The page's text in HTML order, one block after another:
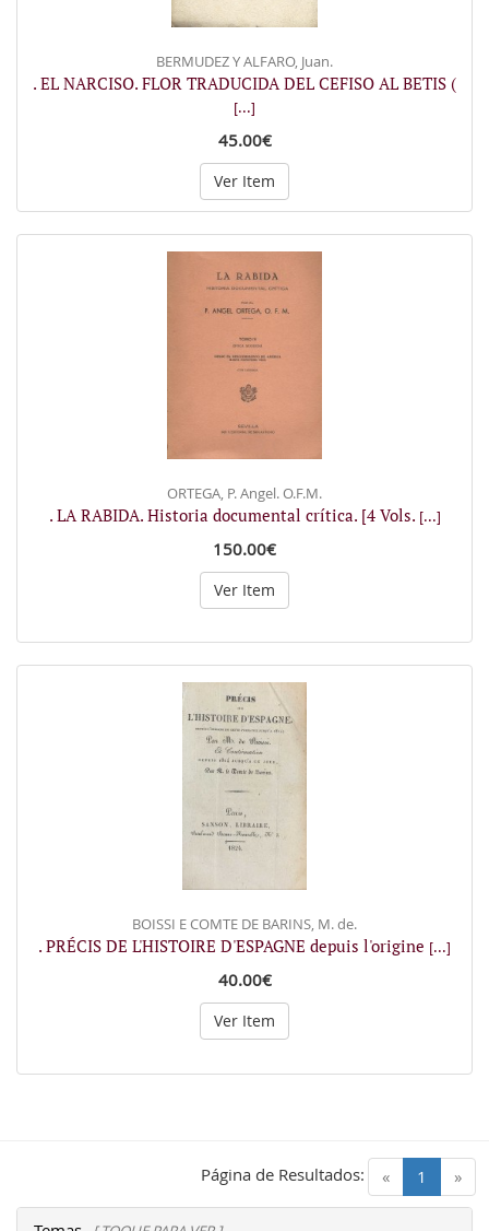
BERMUDEZ Y ALFARO, Juan.
. EL NARCISO. FLOR TRADUCIDA DEL CEFISO AL BETIS (
[...]
45.00€
Ver Item
ORTEGA, P. Angel. O.F.M.
. LA RABIDA. Historia documental crítica. [4 Vols. [...]
150.00€
Ver Item
BOISSI E COMTE DE BARINS, M. de.
. PRÉCIS DE L'HISTOIRE D'ESPAGNE depuis l'origine [...]
40.00€
Ver Item
« 1 (current)
»
Página de Resultados: